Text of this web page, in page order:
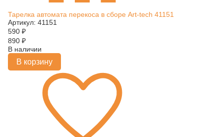
Тарелка автомата перекоса в сборе Art-tech 41151
Артикул: 41151
590 ₽
890 ₽
В наличии
В корзину